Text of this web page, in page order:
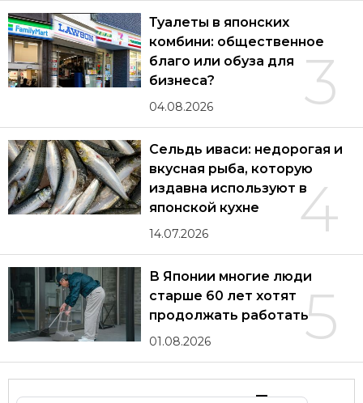
3
Туалеты в японских
комбини: общественное
благо или обуза для
бизнеса?
04.08.2026
4
Сельдь иваси: недорогая и
вкусная рыба, которую
издавна используют в
японской кухне
14.07.2026
5
В Японии многие люди
старше 60 лет хотят
продолжать работать
01.08.2026